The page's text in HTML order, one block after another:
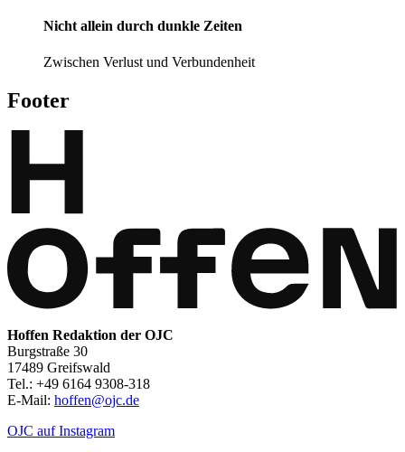
Nicht allein durch dunkle Zeiten
Zwischen Verlust und Verbundenheit
Footer
Hoffen Redaktion der OJC
Burgstraße 30
17489 Greifswald
Tel.: +49 6164 9308-318
E-Mail: hoffen@ojc.de
OJC auf Instagram